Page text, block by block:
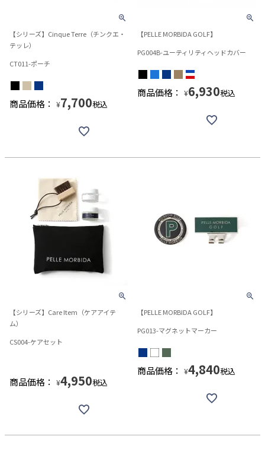
【シリーズ】Cinque Terre（チンクエ・
テッレ）
CT011-ポーチ
商品価格： ¥7,700税込
【PELLE MORBIDA GOLF】
PG004B-ユーティリティヘッドカバー
商品価格： ¥6,930税込
【シリーズ】Care Item（ケアアイテ
ム）
CS004-ケアセット
商品価格： ¥4,950税込
【PELLE MORBIDA GOLF】
PG013-マグネットマーカー
商品価格： ¥4,840税込